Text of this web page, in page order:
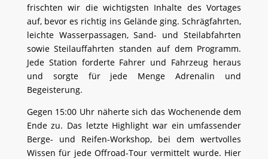
frischten wir die wichtigsten Inhalte des Vortages
auf, bevor es richtig ins Gelände ging. Schrägfahrten,
leichte Wasserpassagen, Sand- und Steilabfahrten
sowie Steilauffahrten standen auf dem Programm.
Jede Station forderte Fahrer und Fahrzeug heraus
und sorgte für jede Menge Adrenalin und
Begeisterung.
Gegen 15:00 Uhr näherte sich das Wochenende dem
Ende zu. Das letzte Highlight war ein umfassender
Berge- und Reifen-Workshop, bei dem wertvolles
Wissen für jede Offroad-Tour vermittelt wurde. Hier